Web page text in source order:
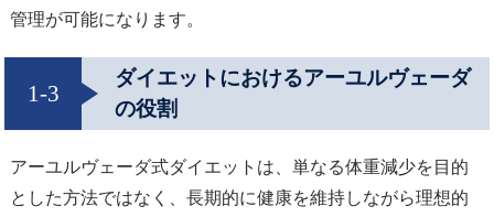
管理が可能になります。
1-3
ダイエットにおけるアーユルヴェーダ
の役割
アーユルヴェーダ式ダイエットは、単なる体重減少を目的
とした方法ではなく、長期的に健康を維持しながら理想的